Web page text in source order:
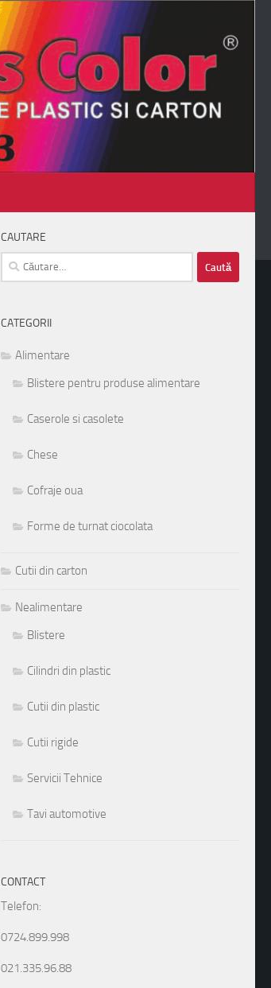
CAUTARE
Caută
după:
CATEGORII
Alimentare
Blistere pentru produse alimentare
Caserole si casolete
Chese
Cofraje oua
Forme de turnat ciocolata
Cutii din carton
Nealimentare
Blistere
Cilindri din plastic
Cutii din plastic
Cutii rigide
Servicii Tehnice
Tavi automotive
CONTACT
Telefon:
0724.899.998
021.335.96.88